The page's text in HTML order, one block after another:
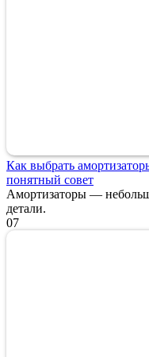
Как выбрать
понятный совет
Амортизаторы —
детали.
07